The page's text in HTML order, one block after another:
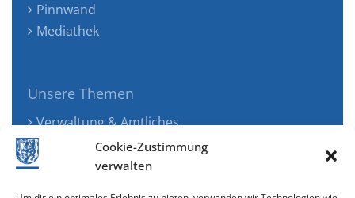
Cookie-Zustimmung
verwalten
Pinnwand
Mediathek
Unsere Themen
Verwaltung & Amtliches
Jugend, Familie & Gesundheit
Tourismus, Freizeit & Ökologie